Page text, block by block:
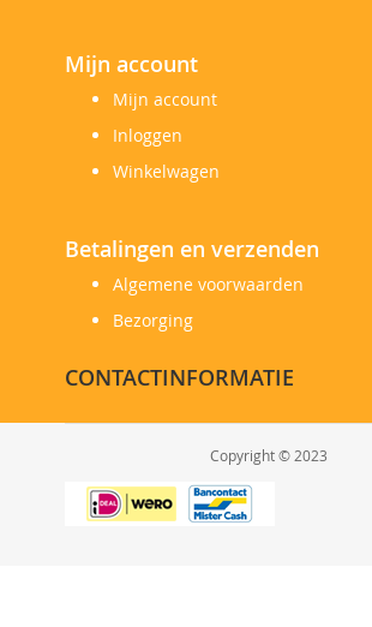
Mijn account
Mijn account
Inloggen
Winkelwagen
Betalingen en verzenden
Algemene voorwaarden
Bezorging
CONTACTINFORMATIE
Copyright © 2023